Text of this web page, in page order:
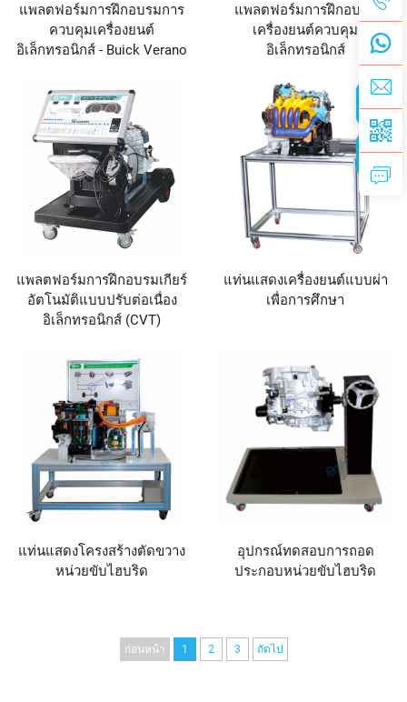
แพลตฟอร์มการฝึกอบรมการ
ควบคุมเครื่องยนต์
อิเล็กทรอนิกส์ - Buick Verano
แพลตฟอร์มการฝึกอบรม
เครื่องยนต์ควบคุม
อิเล็กทรอนิกส์
แพลตฟอร์มการฝึกอบรมเกียร์
อัตโนมัติแบบปรับต่อเนื่อง
อิเล็กทรอนิกส์ (CVT)
แท่นแสดงเครื่องยนต์แบบผ่า
เพื่อการศึกษา
แท่นแสดงโครงสร้างตัดขวาง
หน่วยขับไฮบริด
อุปกรณ์ทดสอบการถอด
ประกอบหน่วยขับไฮบริด
ก่อนหน้า 1 2 3 ถัดไป